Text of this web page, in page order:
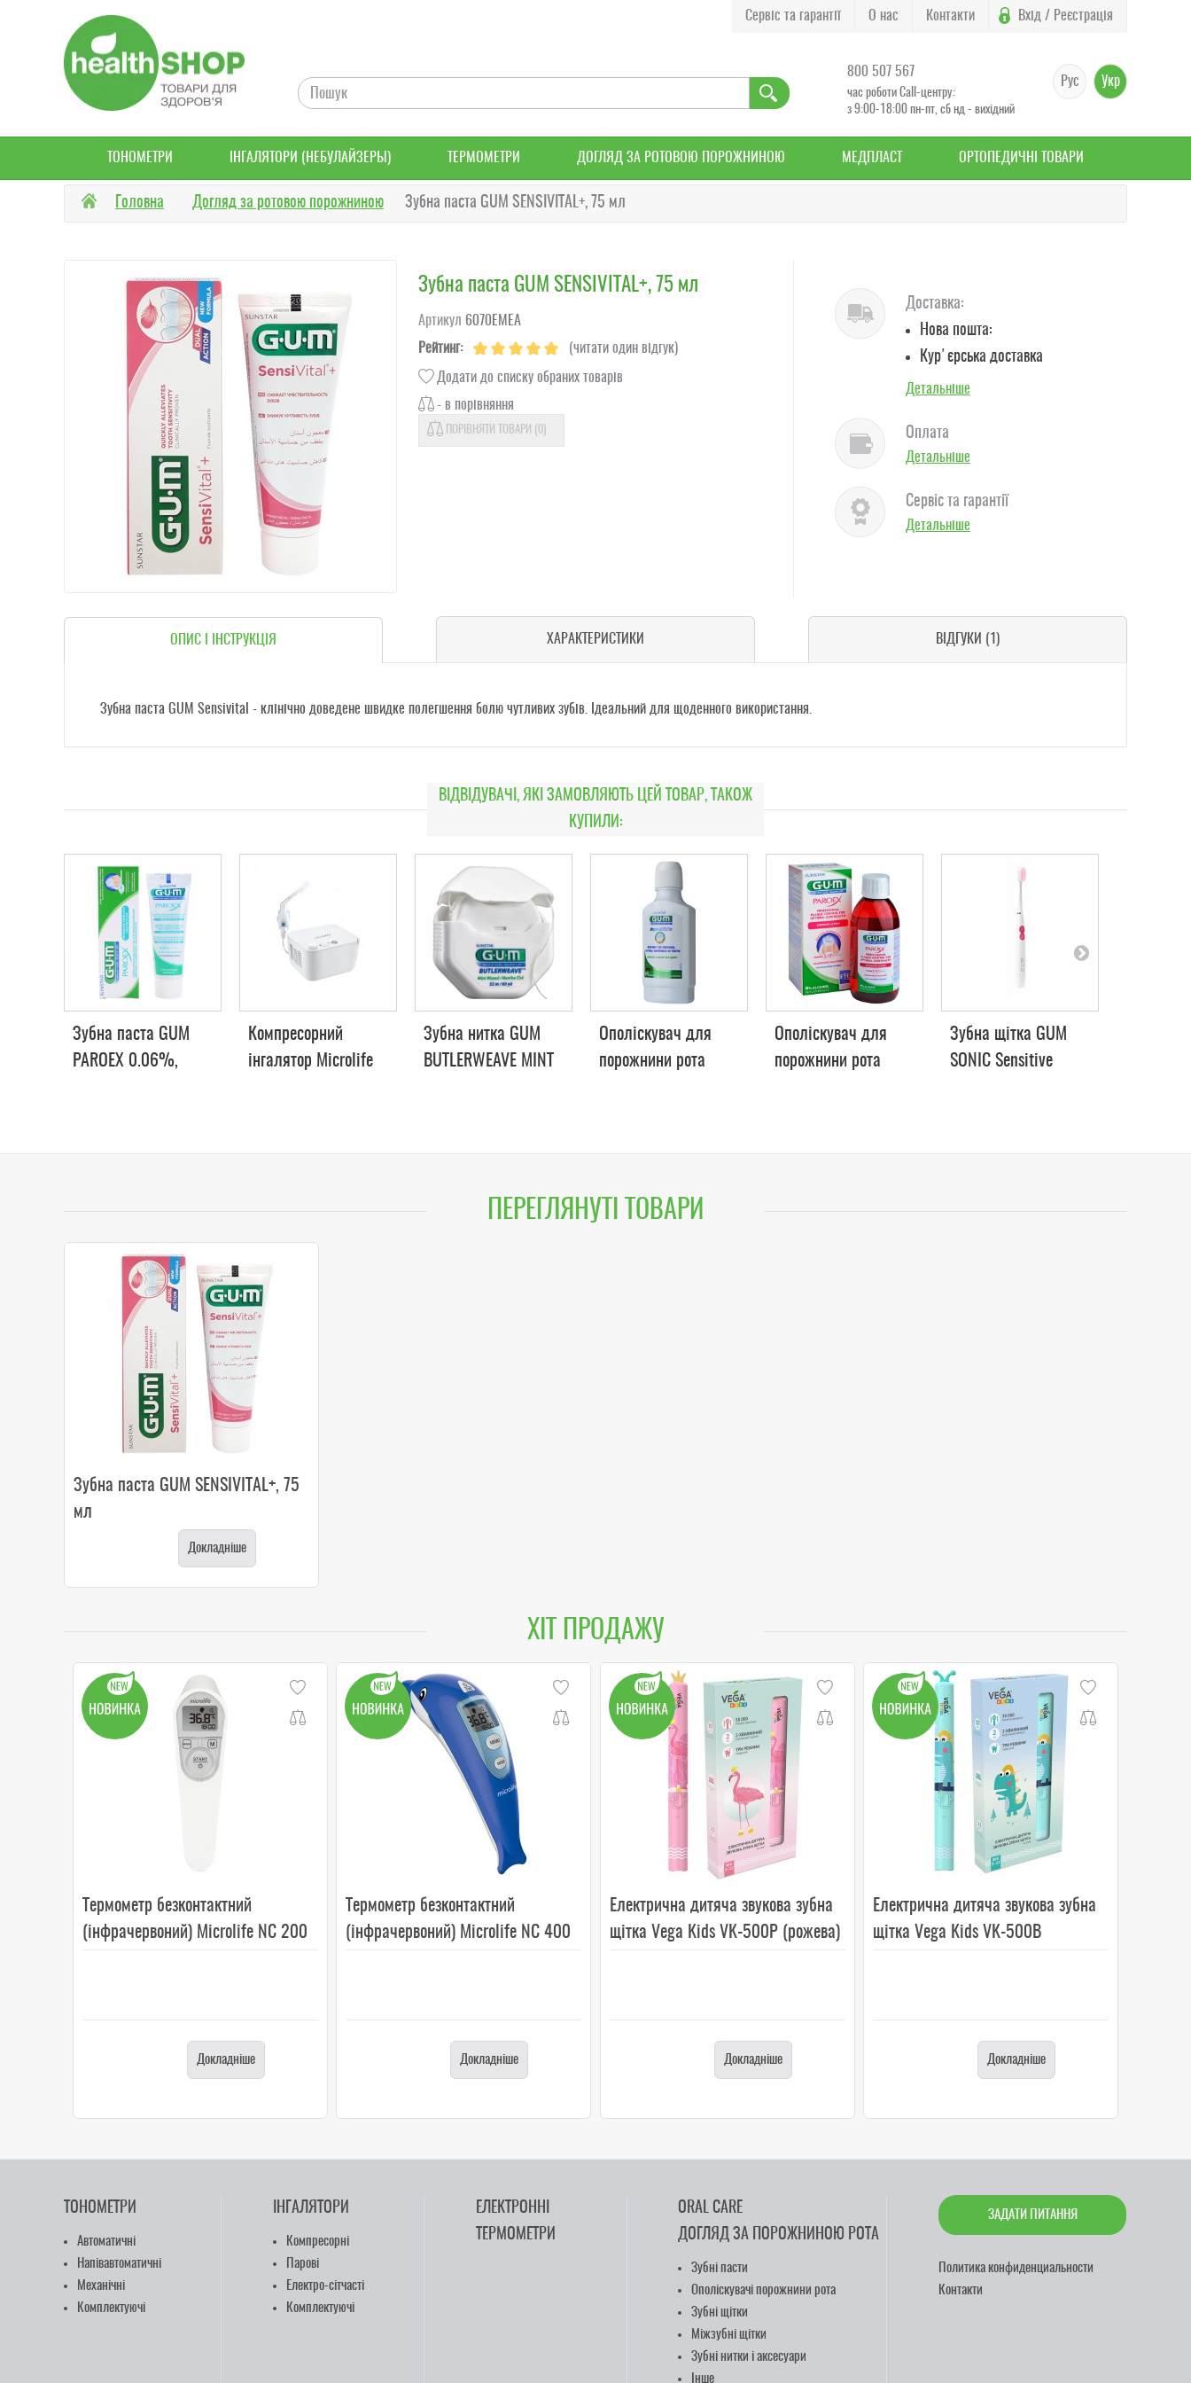
Вхід / Реєстрація
Сервіс та гарантії О нас Контакти
Рус Укр
800 507 567
час роботи Call-центру:
з 9:00-18:00 пн-пт, сб нд - вихідний
ТОНОМЕТРИ ІНГАЛЯТОРИ (НЕБУЛАЙЗЕРЫ) ТЕРМОМЕТРИ ДОГЛЯД ЗА РОТОВОЮ ПОРОЖНИНОЮ МЕДПЛАСТ ОРТОПЕДИЧНІ ТОВАРИ
Головна Догляд за ротовою порожниною Зубна паста GUM SENSIVITAL+, 75 мл
Зубна паста GUM SENSIVITAL+, 75 мл
Артикул 6070EMEA
Рейтинг:
(читати один відгук)
Додати до списку обраних товарів
- в порівняння
ПОРІВНЯТИ ТОВАРИ ( 0)
Доставка:
Нова пошта:
Кур'єрська доставка
Детальніше
Оплата
Детальніше
Сервіс та гарантії
Детальніше
ОПИС І ІНСТРУКЦІЯ ХАРАКТЕРИСТИКИ ВІДГУКИ (1)
Зубна паста GUM Sensivital - клінічно доведене швидке полегшення болю чутливих зубів. І деальний для щоденного використання.
ВІДВІДУВАЧІ, ЯКІ ЗАМОВЛЯЮТЬ ЦЕЙ ТОВАР, ТАКОЖ
КУПИЛИ:
Зубна паста GUM
PAROEX 0.06%,
Компресорний
інгалятор Microlife
Зубна нитка GUM
BUTLERWEAVE MINT
Ополіскувач для
порожнини рота
Ополіскувач для
порожнини рота
Зубна щітка GUM
SONIC Sensitive
ПЕРЕГЛЯНУТІ ТОВАРИ
Зубна паста GUM SENSIVITAL+, 75
мл
Докладніше
ХІТ ПРОДАЖУ
Термометр безконтактний
(інфрачервоний) Microlife NC 200
Докладніше
Термометр безконтактний
(інфрачервоний) Microlife NC 400
Докладніше
Електрична дитяча звукова зубна
щітка Vega Kids VK-500P (рожева)
Докладніше
Електрична дитяча звукова зубна
щітка Vega Kids VK-500B
Докладніше
ТОНОМЕТРИ
Автоматичні
Напівавтоматичні
Механічні
Комплектуючі
ІНГАЛЯТОРИ
Компресорні
Парові
Електро-сітчасті
Комплектуючі
ЕЛЕКТРОННІ
ТЕРМОМЕТРИ
ORAL CARE
ДОГЛЯД ЗА ПОРОЖНИНОЮ РОТА
Зубні пасти
Ополіскувачі порожнини рота
Зубні щітки
Міжзубні щітки
Зубні нитки і аксесуари
Інше
ЗАДАТИ ПИТАННЯ
Политика конфиденциальности
Контакти